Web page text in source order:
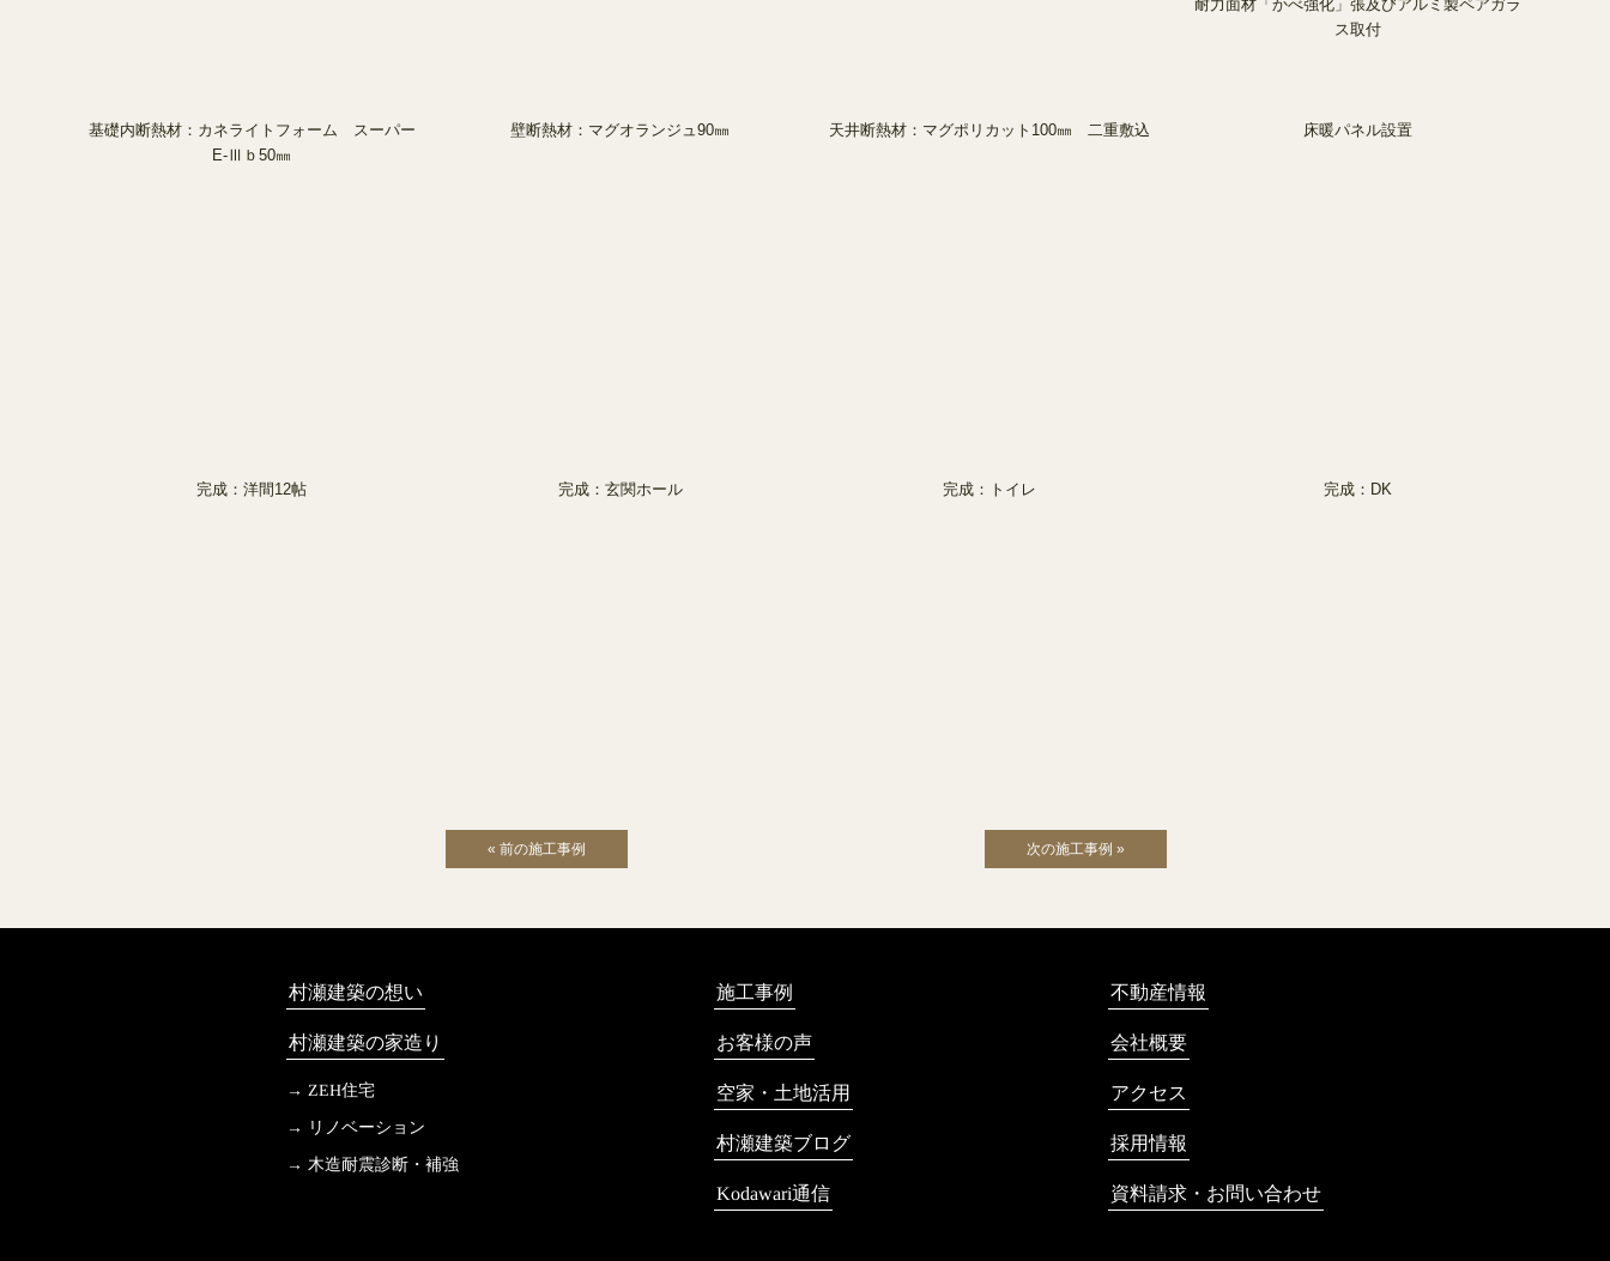
耐力面材「かべ強化」張及びアルミ製ペアガラ
ス取付
基礎内断熱材：カネライトフォーム スーパー
E-Ⅲｂ50㎜
壁断熱材：マグオランジュ90㎜ 天井断熱材：マグポリカット100㎜ 二重敷込 床暖パネル設置
完成：洋間12帖 完成：玄関ホール 完成：トイレ 完成：DK
« 前の施工事例 次の施工事例 »
村瀬建築の想い
村瀬建築の家造り
ZEH住宅
リノベーション
木造耐震診断・補強
施工事例
お客様の声
空家・土地活用
村瀬建築ブログ
Kodawari通信
不動産情報
会社概要
アクセス
採用情報
資料請求・お問い合わせ